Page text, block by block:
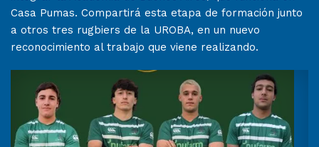
Casa Pumas. Compartirá esta etapa de formación junto
a otros tres rugbiers de la UROBA, en un nuevo
reconocimiento al trabajo que viene realizando.